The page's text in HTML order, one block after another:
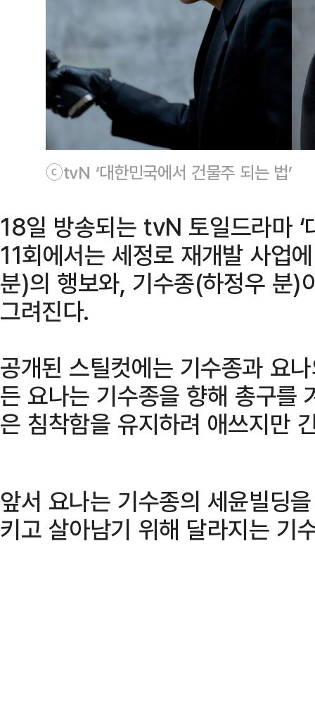
ⓒtvN ‘대한민국에서 건물주 되는 법’
18일 방송되는 tvN 토일드라마 ‘
11회에서는 세정로 재개발 사업
분)의 행보와, 기수종(하정우 분)
그려진다.
공개된 스틸컷에는 기수종과 요
든 요나는 기수종을 향해 총구를
은 침착함을 유지하려 애쓰지만
앞서 요나는 기수종의 세윤빌딩
키고 살아남기 위해 달라지는 기